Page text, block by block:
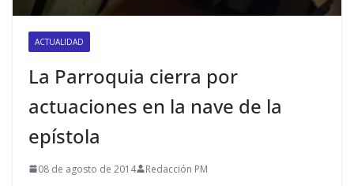
ACTUALIDAD
La Parroquia cierra por
actuaciones en la nave de la
epístola
08 de agosto de 2014 Redacción PM